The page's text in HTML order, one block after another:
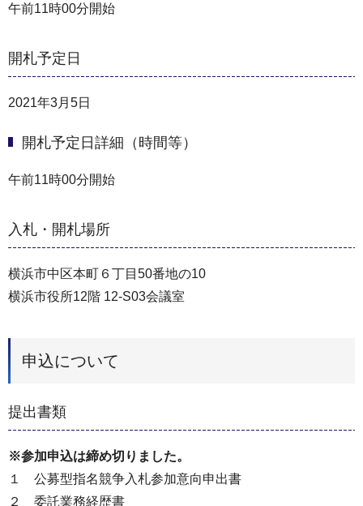
午前11時00分開始
開札予定日
2021年3月5日
開札予定日詳細（時間等）
午前11時00分開始
入札・開札場所
横浜市中区本町６丁目50番地の10
横浜市役所12階 12-S03会議室
申込について
提出書類
※参加申込は締め切りました。
１ 公募型指名競争入札参加意向申出書
２ 委託業務経歴書